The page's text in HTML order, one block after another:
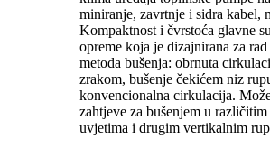
miniranje, zavrtnje i sidra kabel,
Kompaktnost i čvrstoća glavne
opreme koja je dizajnirana za
metoda bušenja: obrnuta
zrakom, bušenje čekićem niz
konvencionalna cirkulacija.
zahtjeve za bušenjem u
uvjetima i drugim vertikalnim